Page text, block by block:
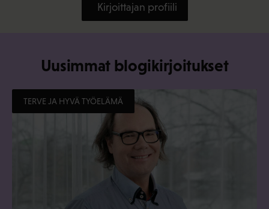
Kirjoittajan profiili
Uusimmat blogikirjoitukset
TERVE JA HYVÄ TYÖELÄMÄ